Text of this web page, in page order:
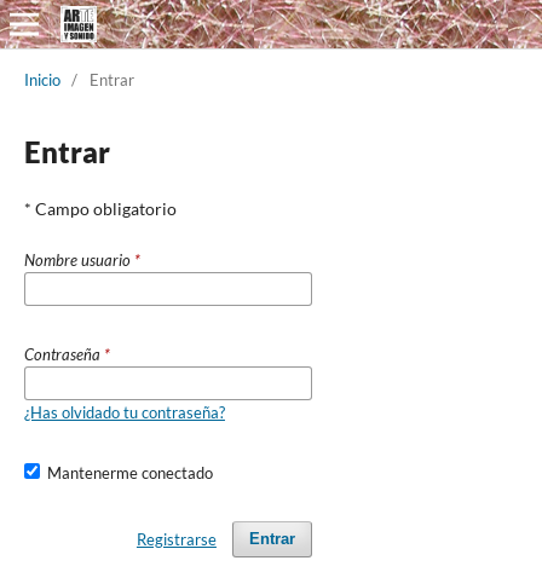
Inicio / Entrar
Entrar
* Campo obligatorio
Nombre usuario *
Contraseña *
¿Has olvidado tu contraseña?
Mantenerme conectado
Entrar
Registrarse